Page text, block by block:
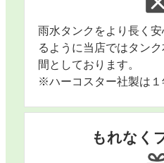
雨水タンクをより長く
るように当店ではタン
間としております。
※ハーコスター社製は１
もれなく